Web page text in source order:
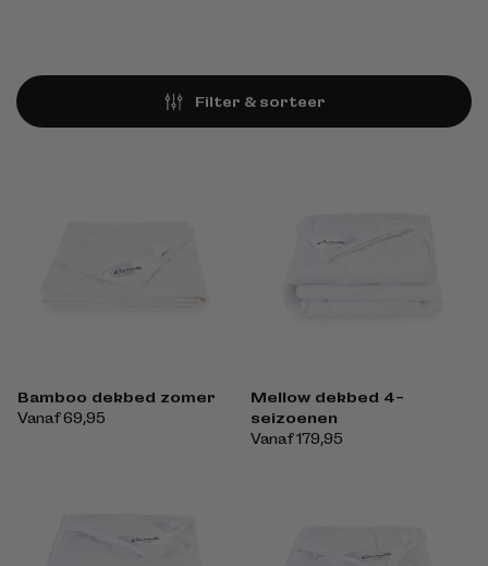
Filter & sorteer
Bamboo dekbed zomer
Normale
Vanaf 69,95
Mellow dekbed 4-
seizoenen
Normale
Vanaf 179,95